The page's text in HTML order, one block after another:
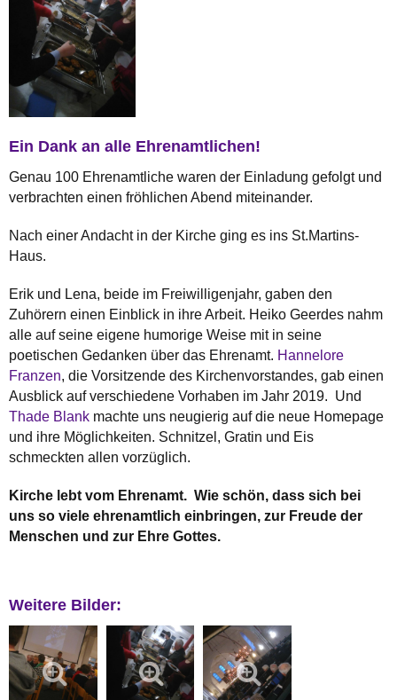
Ein Dank an alle Ehrenamtlichen!
Genau 100 Ehrenamtliche waren der Einladung gefolgt und
verbrachten einen fröhlichen Abend miteinander.
Nach einer Andacht in der Kirche ging es ins St.Martins-
Haus.
Erik und Lena, beide im Freiwilligenjahr, gaben den
Zuhörern einen Einblick in ihre Arbeit. Heiko Geerdes nahm
alle auf seine eigene humorige Weise mit in seine
poetischen Gedanken über das Ehrenamt. Hannelore
Franzen, die Vorsitzende des Kirchenvorstandes, gab einen
Ausblick auf verschiedene Vorhaben im Jahr 2019. Und
Thade Blank machte uns neugierig auf die neue Homepage
und ihre Möglichkeiten. Schnitzel, Gratin und Eis
schmeckten allen vorzüglich.
Kirche lebt vom Ehrenamt. Wie schön, dass sich bei
uns so viele ehrenamtlich einbringen, zur Freude der
Menschen und zur Ehre Gottes.
Weitere Bilder: